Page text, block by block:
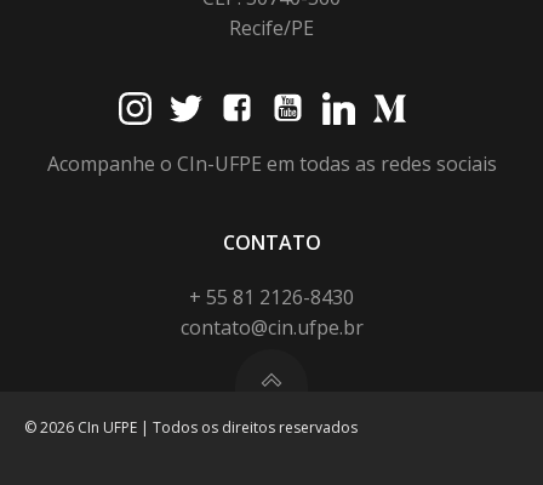
Recife/PE
Acompanhe o CIn-UFPE em todas as redes sociais
CONTATO
+ 55 81 2126-8430
contato@cin.ufpe.br
© 2026 CIn UFPE | Todos os direitos reservados